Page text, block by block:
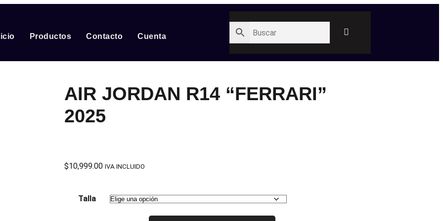
Productos Contacto Cuenta
AIR JORDAN R14 “FERRARI”
2025
$10,999.00 IVA INCLUIDO
Talla